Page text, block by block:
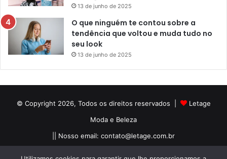
13 de junho de 2025
O que ninguém te contou sobre a
tendência que voltou e muda tudo no
seu look
13 de junho de 2025
© Copyright 2026, Todos os direitos reservados |
Letage
Moda e Beleza
|| Nosso email: contato@letage.com.br